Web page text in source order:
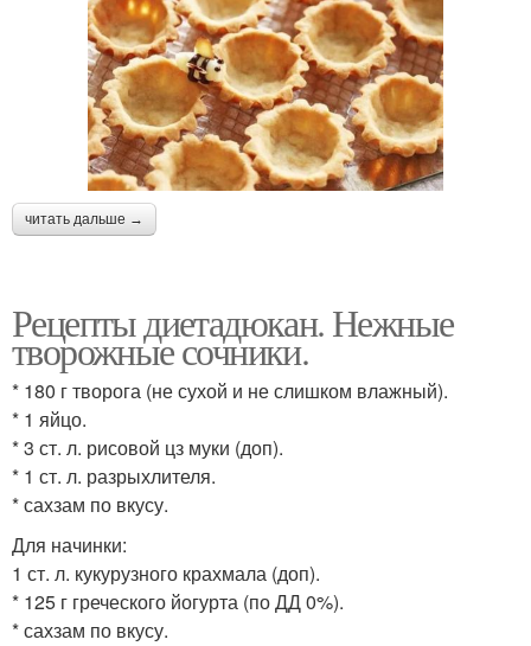
читать дальше →
Рецепты диетадюкан. Нежные
творожные сочники.
* 180 г творога (не сухой и не слишком влажный).
* 1 яйцо.
* 3 ст. л. рисовой цз муки (доп).
* 1 ст. л. разрыхлителя.
* сахзам по вкусу.
Для начинки:
1 ст. л. кукурузного крахмала (доп).
* 125 г греческого йогурта (по ДД 0%).
* сахзам по вкусу.